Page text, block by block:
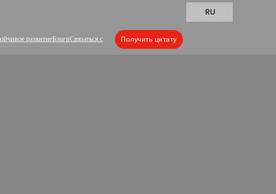
RU
развитиеБлогиСвязаться с Получить цитату